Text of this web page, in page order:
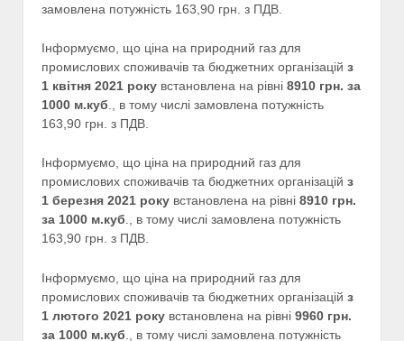
замовлена потужність 163,90 грн. з ПДВ.
Інформуємо, що ціна на природний газ для
промислових споживачів та бюджетних організацій з
1 квітня 2021 року встановлена на рівні 8910 грн. за
1000 м.куб ., в тому числі замовлена потужність
163,90 грн. з ПДВ.
Інформуємо, що ціна на природний газ для
промислових споживачів та бюджетних організацій з
1 березня 2021 року встановлена на рівні 8910 грн.
за 1000 м.куб., в тому числі замовлена потужність
163,90 грн. з ПДВ.
Інформуємо, що ціна на природний газ для
промислових споживачів та бюджетних організацій з
1 лютого 2021 року встановлена на рівні 9960 грн.
за 1000 м.куб ., в тому числі замовлена потужність